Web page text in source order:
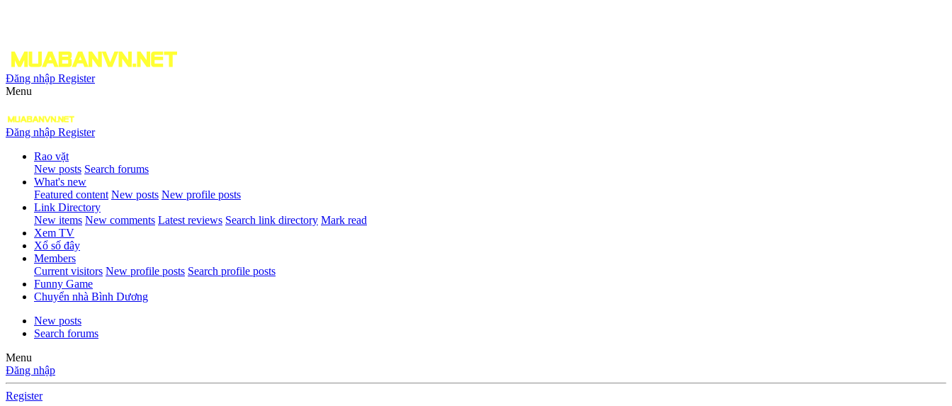
Đăng nhập Register
Menu
Đăng nhập Register
Rao vặt
New posts Search forums
What's new
Featured content New posts New profile posts
Link Directory
New items New comments Latest reviews Search link directory Mark read
Xem TV
Xổ số đây
Members
Current visitors New profile posts Search profile posts
Funny Game
Chuyển nhà Bình Dương
New posts
Search forums
Menu
Đăng nhập
Register